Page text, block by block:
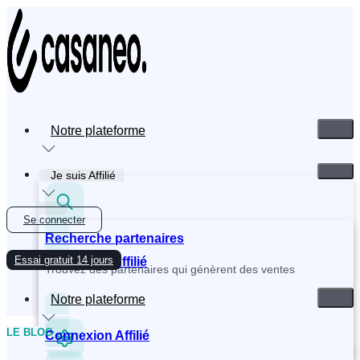
Aller
au
contenu
Notre plateforme
Recherche partenaires
Trouvez des partenaires qui génèrent des ventes
Je suis Affilié
Inscription Affilié
Connexion Affilié
Se connecter
Essai gratuit 14 jours
Notre plateforme
LE BLOG